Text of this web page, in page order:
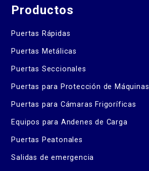
Productos
Puertas Rápidas
Puertas Metálicas
Puertas Seccionales
Puertas para Protección de Máquinas
Puertas para Cámaras Frigoríficas
Equipos para Andenes de Carga
Puertas Peatonales
Salidas de emergencia